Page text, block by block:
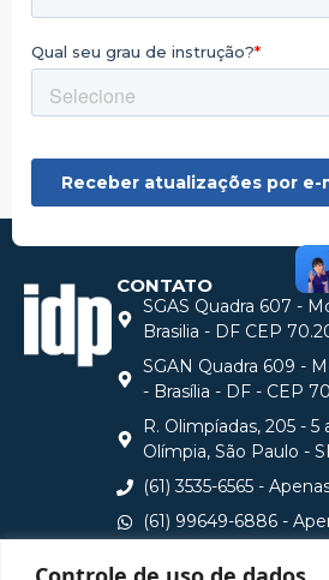
CONTATO
SGAS Quadra 607 -
Brasilia - DF CEP
SGAN Quadra 609 -
- Brasília - DF - CEP
R. Olimpíadas, 205 -
Olímpia, São Paulo -
(61) 3535-6565 -
(61) 99649-6886 -